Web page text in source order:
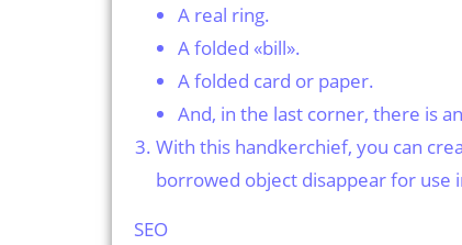
A real ring.
A folded «bill».
A folded card or paper.
And, in the last corner, there is
With this handkerchief, you can
borrowed object disappear for use
SEO